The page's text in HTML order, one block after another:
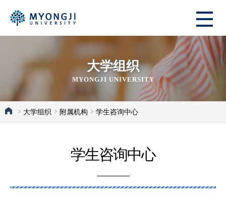
大学组织
MYONGJI UNIVERSITY
大学组织 附属机构 学生咨询中心
学生咨询中心